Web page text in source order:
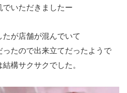
いただきましたー
が店舗が混んでいて
たので出来立てだったようで
構サクサクでした。